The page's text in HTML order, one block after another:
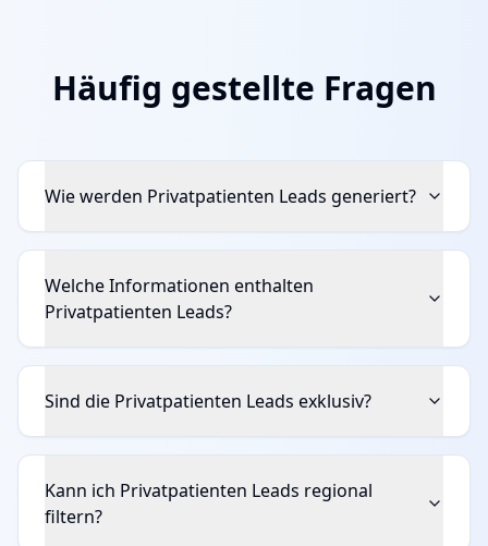
Häufig gestellte Fragen
Wie werden Privatpatienten Leads generiert?
Welche Informationen enthalten
Privatpatienten Leads?
Sind die Privatpatienten Leads exklusiv?
Kann ich Privatpatienten Leads regional
filtern?